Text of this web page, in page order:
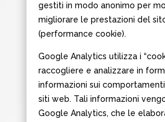
gestiti in modo anonimo per
migliorare le prestazioni del
(performance cookie).
Google Analytics utilizza i
raccogliere e analizzare in
informazioni sui
siti web. Tali informazioni
Google Analytics, che le